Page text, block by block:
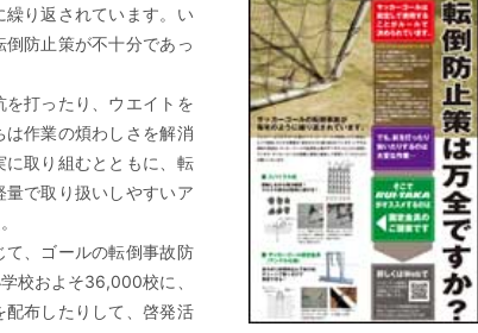
り返されています。い
防止策が不十分であっ
を打ったり、ウエイトを
作業の煩わしさを解消
取り組むとともに、転
で取り扱いしやすいア
て、ゴールの転倒事故防
校およそ36,000校に、
配布したりして、啓発活